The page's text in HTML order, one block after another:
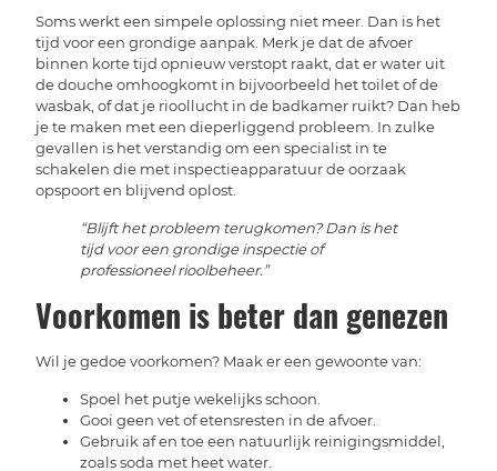
Soms werkt een simpele oplossing niet meer. Dan is het
tijd voor een grondige aanpak. Merk je dat de afvoer
binnen korte tijd opnieuw verstopt raakt, dat er water uit
de douche omhoogkomt in bijvoorbeeld het toilet of de
wasbak, of dat je rioollucht in de badkamer ruikt? Dan heb
je te maken met een dieperliggend probleem. In zulke
gevallen is het verstandig om een specialist in te
schakelen die met inspectieapparatuur de oorzaak
opspoort en blijvend oplost.
“Blijft het probleem terugkomen? Dan is het
tijd voor een grondige inspectie of
professioneel rioolbeheer.”
Voorkomen is beter dan genezen
Wil je gedoe voorkomen? Maak er een gewoonte van:
Spoel het putje wekelijks schoon.
Gooi geen vet of etensresten in de afvoer.
Gebruik af en toe een natuurlijk reinigingsmiddel,
zoals soda met heet water.